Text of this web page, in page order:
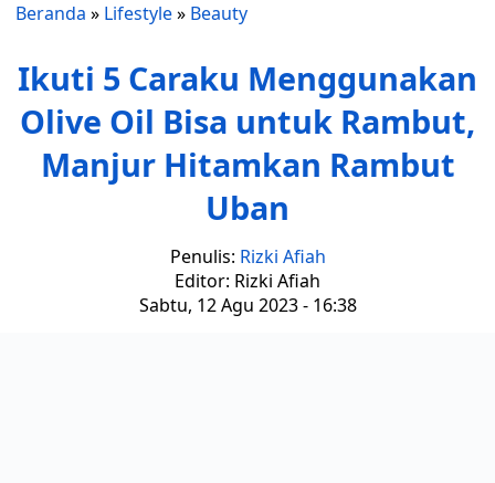
Beranda » Lifestyle» Beauty
Ikuti 5 Caraku Menggunakan
Olive Oil Bisa untuk Rambut,
Manjur Hitamkan Rambut
Uban
Penulis: Rizki Afiah
Editor: Rizki Afiah
Sabtu, 12 Agu 2023 - 16:38